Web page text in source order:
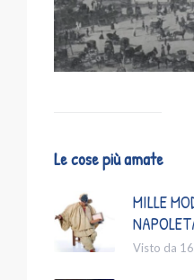
Le cose più amate
MILLE
Visto da